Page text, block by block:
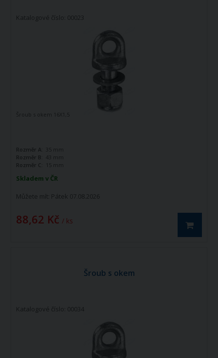
Katalogové číslo: 00023
Skladem v ČR
Můžete mít: Pátek 07.08.2026
88,62 Kč / ks
Šroub s okem 16X1,5
Rozměr A:
35 mm
Rozměr B:
43 mm
Rozměr C:
15 mm
Šroub s okem
Katalogové číslo: 00034